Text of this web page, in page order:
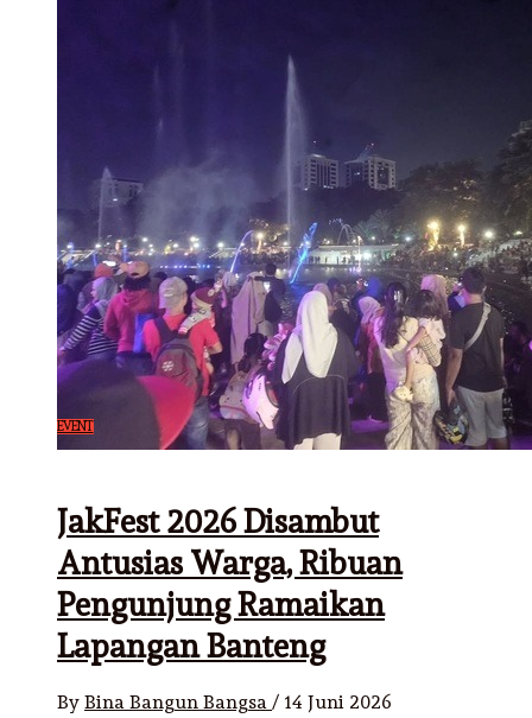
EVENT
JakFest 2026 Disambut
Antusias Warga, Ribuan
Pengunjung Ramaikan
Lapangan Banteng
By Bina Bangun Bangsa / 14 Juni 2026